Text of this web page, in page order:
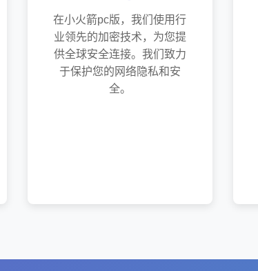
在小火箭pc版，我们使用行
业领先的加密技术，为您提
供全球安全连接。我们致力
于保护您的网络隐私和安
全。